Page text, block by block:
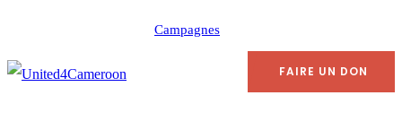
Campagnes
FAIRE UN DON